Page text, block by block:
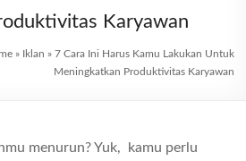
Karyawan
» Iklan » 7 Cara Ini Harus Kamu Lakukan Untuk
Meningkatkan Produktivitas Karyawan
menurun? Yuk, kamu perlu